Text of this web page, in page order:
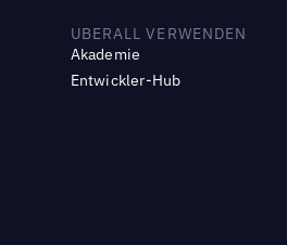
UBERALL VERWENDEN
Akademie
Entwickler-Hub